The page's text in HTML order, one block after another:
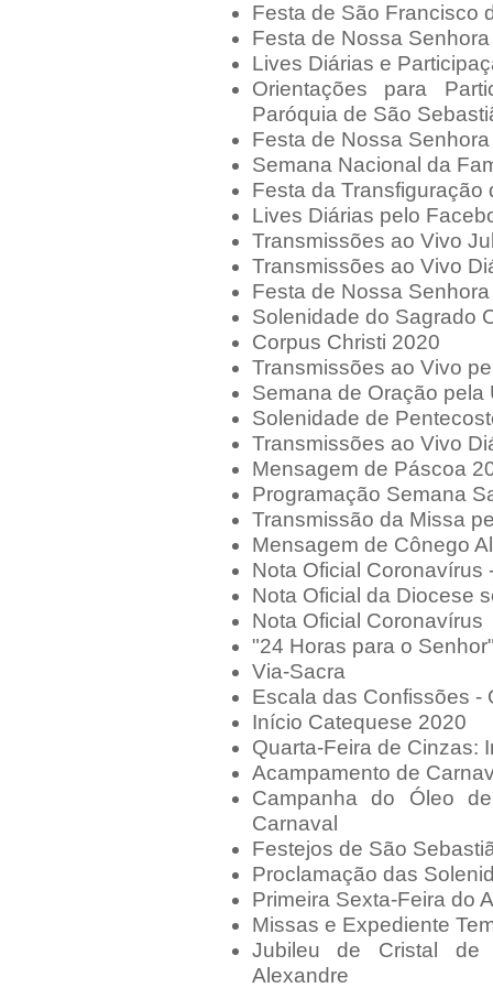
Festa de São Francisco
Festa de Nossa
Lives Diárias e
Orientações para
Paróquia de São
Festa de Nossa
Semana Nacional da
Festa da Transfiguração
Lives Diárias pelo
Transmissões ao Vivo
Transmissões ao Vivo
Festa de Nossa
Solenidade do Sagrado
Corpus Christi 2020
Transmissões ao Vivo
Semana de Oração pela
Solenidade de
Transmissões ao Vivo
Mensagem de Páscoa
Programação Semana
Transmissão da Missa
Mensagem de Cônego
Nota Oficial Coronavírus
Nota Oficial da Diocese
Nota Oficial Coronavírus
"24 Horas para o
Via-Sacra
Escala das Confissões -
Início Catequese 2020
Quarta-Feira de Cinzas:
Acampamento de
Campanha do Óleo
Carnaval
Festejos de São
Proclamação das
Primeira Sexta-Feira do
Missas e Expediente
Jubileu de Cristal de
Alexandre